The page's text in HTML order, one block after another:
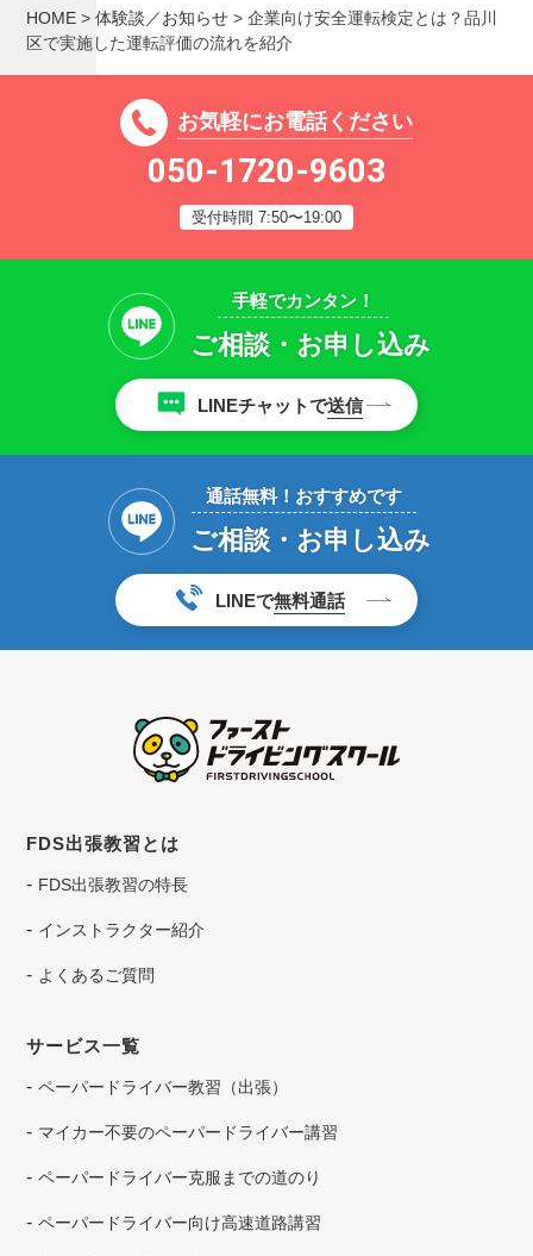
HOME >体験談／お知らせ >企業向け安全運転検定とは？品川
区で実施した運転評価の流れを紹介
お気軽にお電話ください
050-1720-9603
受付時間 7:50〜19:00
手軽でカンタン！
ご相談・お申し込み
LINEチャットで送信
通話無料！おすすめです
ご相談・お申し込み
LINEで無料通話
FDS出張教習とは
FDS出張教習の特長
インストラクター紹介
よくあるご質問
サービス一覧
ペーパードライバー教習（出張）
マイカー不要のペーパードライバー講習
ペーパードライバー克服までの道のり
ペーパードライバー向け高速道路講習